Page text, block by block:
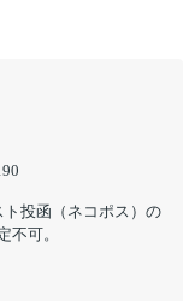
投函（ネコポス）の
不可。